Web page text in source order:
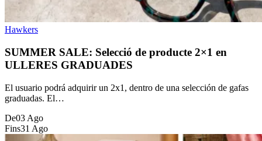
Hawkers
SUMMER SALE: Selecció de producte 2×1 en
ULLERES GRADUADES
El usuario podrá adquirir un 2x1, dentro de una selección de gafas
graduadas. El…
De03 Ago
Fins31 Ago